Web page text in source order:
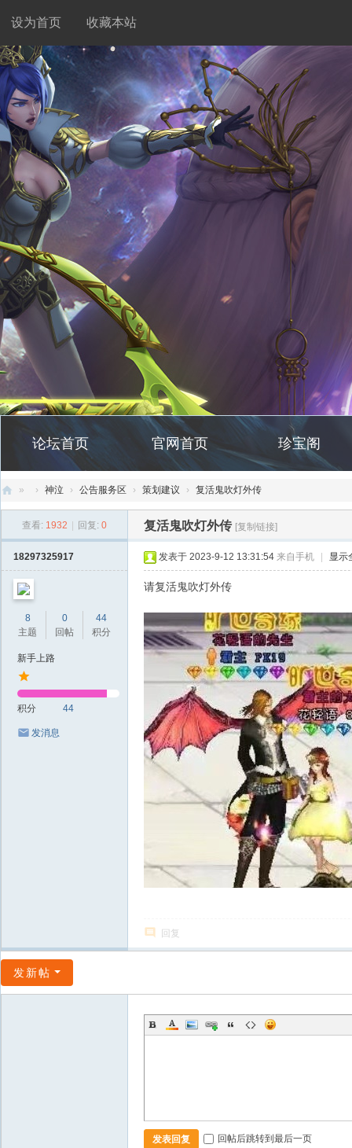
设为首页 收藏本站
论坛首页 官网首页 珍宝阁
创
社
区
» › 神泣 › 公告服务区 › 策划建议 › 复活鬼吹灯外传
查看: 1932 回复: 0 复活鬼吹灯外传 [复制链接]
18297325917
8
主题
0
回帖
44
积分
新手上路
积分 44
发消息
发表于 2023-9-12 13:31:54 来自手机 显示
请复活鬼吹灯外传
回复
发新帖
发表回复 回帖后跳转到最后一页